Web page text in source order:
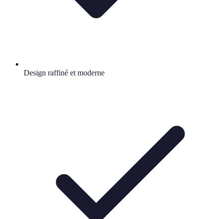
Design raffiné et moderne